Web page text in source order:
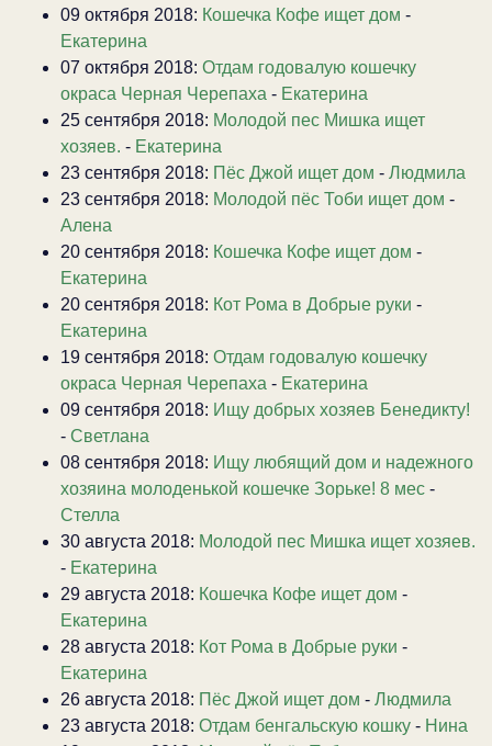
09 октября 2018: Кошечка Кофе ищет дом -
Екатерина
07 октября 2018: Отдам годовалую кошечку
окраса Черная Черепаха - Екатерина
25 сентября 2018: Молодой пес Мишка ищет
хозяев. - Екатерина
23 сентября 2018: Пёс Джой ищет дом - Людмила
23 сентября 2018: Молодой пёс Тоби ищет дом -
Алена
20 сентября 2018: Кошечка Кофе ищет дом -
Екатерина
20 сентября 2018: Кот Рома в Добрые руки -
Екатерина
19 сентября 2018: Отдам годовалую кошечку
окраса Черная Черепаха - Екатерина
09 сентября 2018: Ищу добрых хозяев Бенедикту!
- Светлана
08 сентября 2018: Ищу любящий дом и надежного
хозяина молоденькой кошечке Зорьке! 8 мес -
Стелла
30 августа 2018: Молодой пес Мишка ищет хозяев.
- Екатерина
29 августа 2018: Кошечка Кофе ищет дом -
Екатерина
28 августа 2018: Кот Рома в Добрые руки -
Екатерина
26 августа 2018: Пёс Джой ищет дом - Людмила
23 августа 2018: Отдам бенгальскую кошку - Нина